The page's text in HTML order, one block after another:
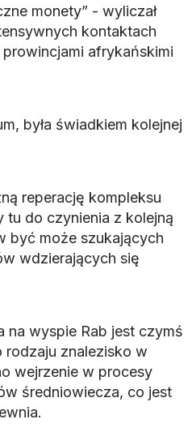
monety” - wyliczał
kontaktach
afrykańskimi
była świadkiem kolejnej
reperację kompleksu
do czynienia z kolejną
być może szukających
wdzierających się
na wyspie Rab jest czymś
rodzaju znalezisko w
wejrzenie w procesy
średniowiecza, co jest